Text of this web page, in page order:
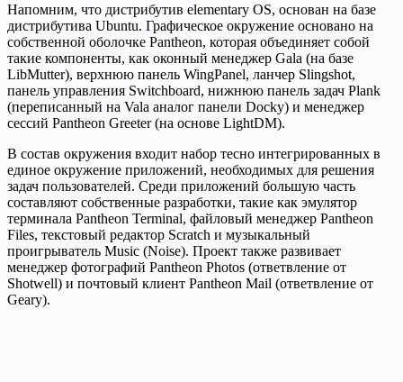
Напомним, что дистрибутив elementary OS, основан на базе
дистрибутива Ubuntu. Графическое окружение основано на
собственной оболочке Pantheon, которая объединяет собой
такие компоненты, как оконный менеджер Gala (на базе
LibMutter), верхнюю панель WingPanel, ланчер Slingshot,
панель управления Switchboard, нижнюю панель задач Plank
(переписанный на Vala аналог панели Docky) и менеджер
сессий Pantheon Greeter (на основе LightDM).
В состав окружения входит набор тесно интегрированных в
единое окружение приложений, необходимых для решения
задач пользователей. Среди приложений большую часть
составляют собственные разработки, такие как эмулятор
терминала Pantheon Terminal, файловый менеджер Pantheon
Files, текстовый редактор Scratch и музыкальный
проигрыватель Music (Noise). Проект также развивает
менеджер фотографий Pantheon Photos (ответвление от
Shotwell) и почтовый клиент Pantheon Mail (ответвление от
Geary).